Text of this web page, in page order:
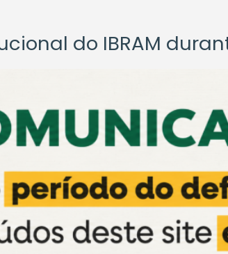
do IBRAM